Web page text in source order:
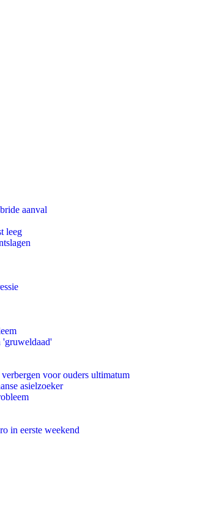
aanval
leeg
'gruweldaad'
voor ouders ultimatum
asielzoeker
in eerste weekend